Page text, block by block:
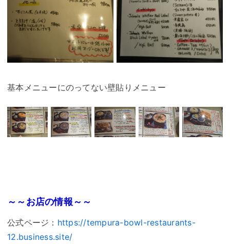
基本メニューにのってない壁貼りメニュー
～～お店の情報～～
公式ページ： https://tempura-bowl-restaurants-
12.business.site/